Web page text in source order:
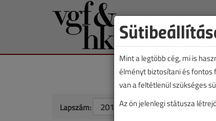
Lapszám:
Mint a legtöbb cég, mi is
élményt biztosítani és fontos
van a feltétlenül szükséges
Az ön jelenlegi státusza